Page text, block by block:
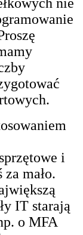
nie
i
mało.
IT starają
o MFA